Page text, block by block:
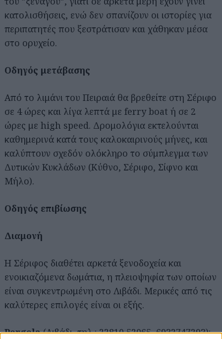
κατολισθήσεις, ενώ δεν σπανίζουν οι ιστορίες για
περιπατητές που ξεστράτισαν και χάθηκαν μέσα
στο ορυχείο.
Οδηγός μετάβασης
Από το λιμάνι του Πειραιά θα βρεθείτε στη Σέριφο
σε 4 ώρες και λίγα λεπτά με ferry boat ή σε 2
ώρες με high speed. Δρομολόγια εκτελούνται
καθημερινά κατά τους καλοκαιρινούς μήνες, και
καλύπτουν σχεδόν ολόκληρο το σύμπλεγμα των
Δυτικών Κυκλάδων (Κύθνο, Σέριφο, Σίφνο και
Μήλο).
Οδηγός επιβίωσης
Διαμονή
Η Σέριφος διαθέτει αρκετά ξενοδοχεία και
ενοικιαζόμενα δωμάτια, η πλειοψηφία των οποίων
είναι συγκεντρωμένη στο Λιβάδι. Μερικές από τις
καλύτερες επιλογές είναι οι εξής.
Pergola(Λιβάδι, τηλ.: 22810 52065, 6932747293):
Αναζήτηση
για...